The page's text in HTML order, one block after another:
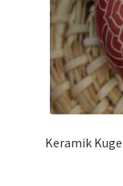
Keramik